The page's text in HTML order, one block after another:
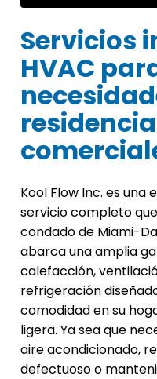
Servicios
HVAC
Kool Flow Inc. es una
servicio completo
condado de Miami-
abarca una amplia
calefacción,
refrigeración
comodidad en su
ligera. Ya sea que
aire acondicionado,
defectuoso o